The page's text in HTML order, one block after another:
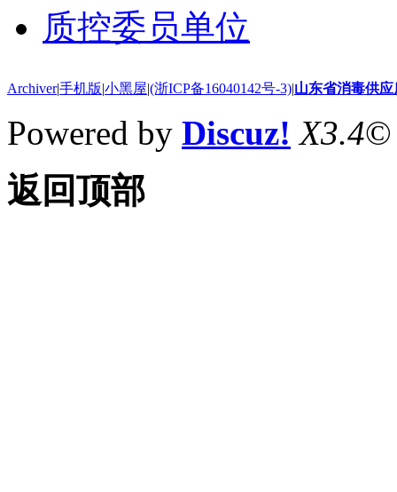
质控委员单位
Archiver|手机版|小黑屋|(浙ICP备16040142号-3)|山东省消毒供
Powered by Discuz! X3.4©
返回顶部